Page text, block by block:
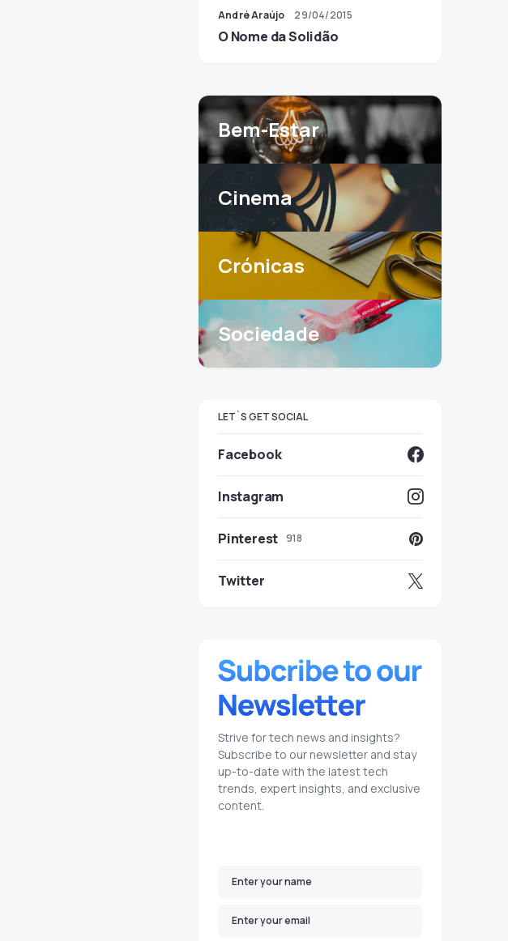
André Araújo 29/04/2015
O Nome da Solidão
Bem-Estar
Cinema
Crónicas
Sociedade
LET`S GET SOCIAL
Facebook
Instagram
Pinterest 918
Twitter
Strive for tech news and insights?
Subscribe to our newsletter and stay
up-to-date with the latest tech
trends, expert insights, and exclusive
content.